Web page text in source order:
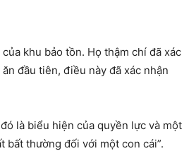
khu bảo tồn. Họ thậm chí đã xác
đầu tiên, điều này đã xác nhận
là biểu hiện của quyền lực và một
bất thường đối với một con cái”.